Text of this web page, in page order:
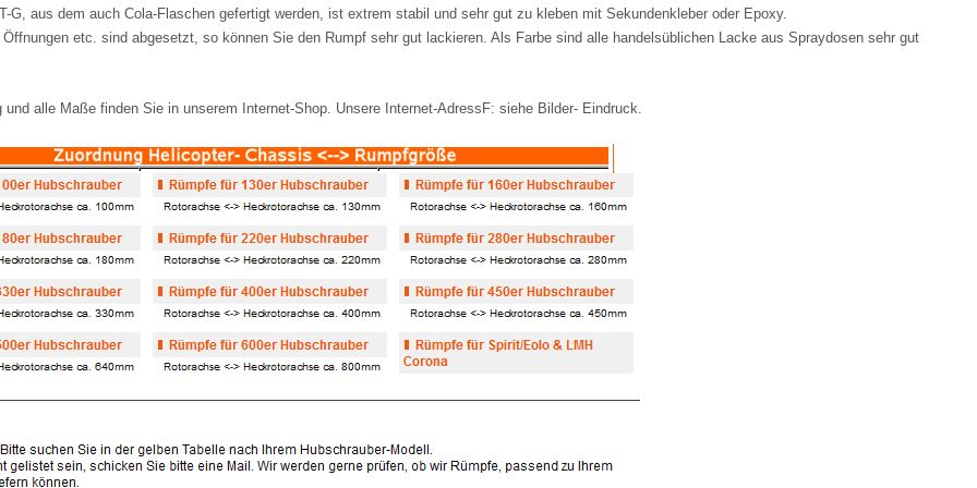
G, aus dem auch Cola-Flaschen gefertigt werden, ist extrem stabil und sehr gut zu kleben mit Sekundenkleber oder Epoxy.
etc. sind abgesetzt, so können Sie den Rumpf sehr gut lackieren. Als Farbe sind alle handelsüblichen Lacke aus Spraydosen sehr gut
und alle Maße finden Sie in unserem Internet-Shop. Unsere Internet-AdressF: siehe Bilder- Eindruck.